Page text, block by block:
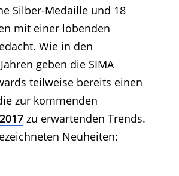
Silber-Medaille und 18
mit einer lobenden
Wie in den
geben die SIMA
teilweise bereits einen
zur kommenden
zu erwartenden Trends.
Neuheiten: